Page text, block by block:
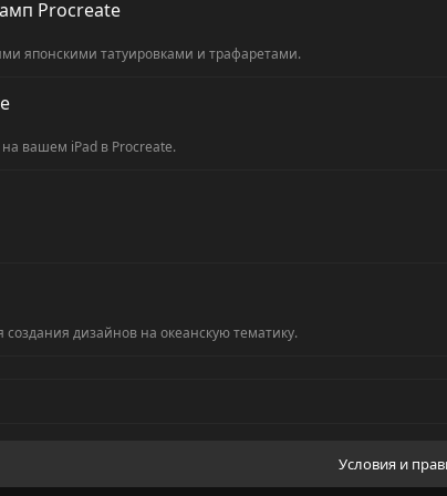
Procreate
японскими татуировками и трафаретами.
вашем iPad в Procreate.
дизайнов на океанскую тематику.
Условия и